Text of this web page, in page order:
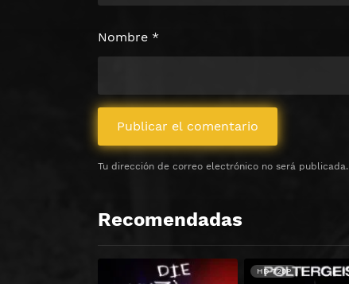
Tu dirección de correo electrónico no será publicada.
Nombre *
Recomendadas
HD 720P